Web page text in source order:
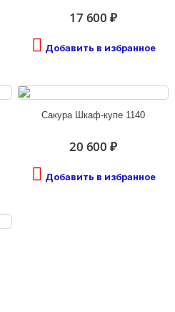
17 600 ₽
Добавить в избранное
Сакура Шкаф-купе 1140
20 600 ₽
Добавить в избранное